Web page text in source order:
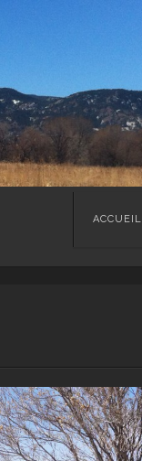
Skip
ACCUEIL